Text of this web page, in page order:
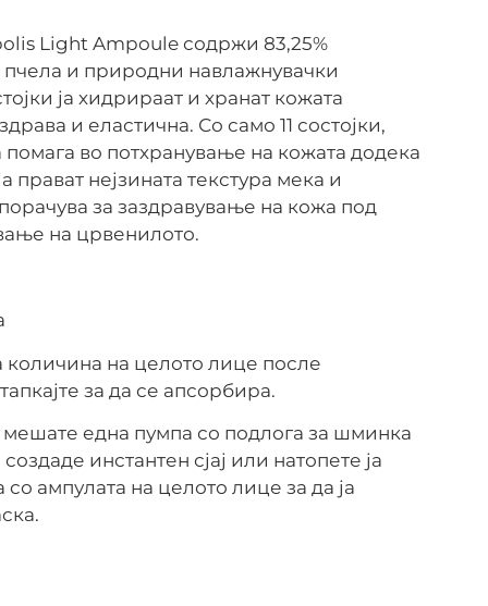
Light Ampoule содржи 83,25%
и природни навлажнувачки
ја хидрираат и хранат кожата
здрава и еластична. Со само 11 состојки,
во потхранување на кожата додека
прават нејзината текстура мека и
за заздравување на кожа под
на црвенилото.
на целото лице после
за да се апсорбира.
една пумпа со подлога за шминка
инстантен сјај или натопете ја
со ампулата на целото лице за да ја